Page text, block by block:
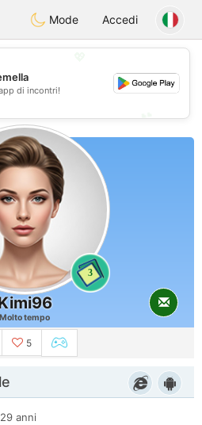
Dating
Mode Accedi
di incontri!
3
Molto tempo
5
29 anni